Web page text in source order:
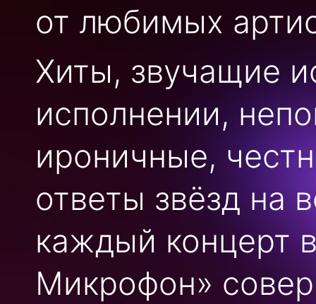
от любимых
Хиты, звучащие
исполнении,
ироничные,
ответы звёзд на
каждый концерт
Микрофон»